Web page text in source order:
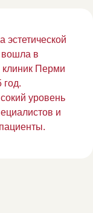
эстетической
вошла в
клиник Перми
год.
уровень
и